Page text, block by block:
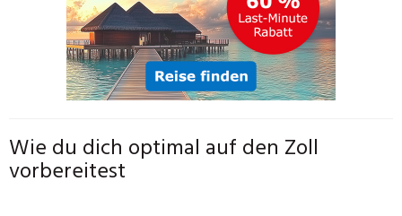
Wie du dich optimal auf den Zoll
vorbereitest